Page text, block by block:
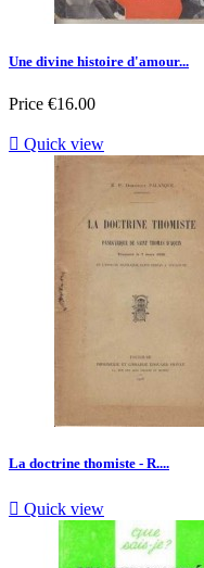
Une divine histoire d'amour...
Price €16.00
 Quick view
La doctrine thomiste - R....
 Quick view